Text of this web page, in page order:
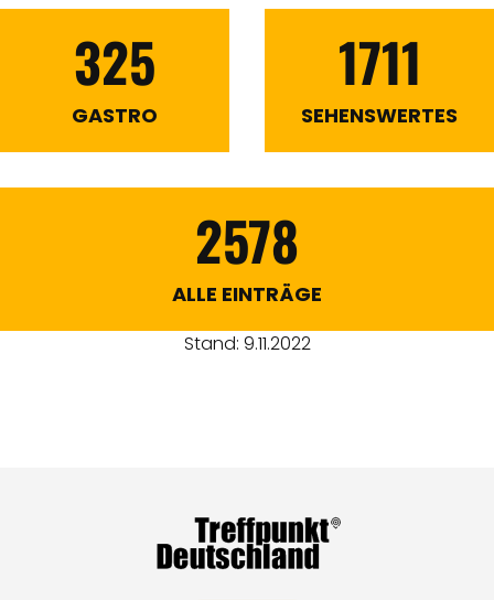
325
GASTRO
1711
SEHENSWERTES
2578
ALLE EINTRÄGE
Stand: 9.11.2022